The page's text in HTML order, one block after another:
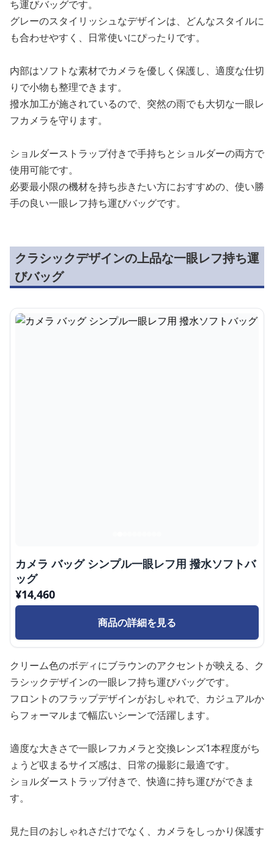
ち運びバッグです。
グレーのスタイリッシュなデザインは、どんなスタイルに
も合わせやすく、日常使いにぴったりです。
内部はソフトな素材でカメラを優しく保護し、適度な仕切
りで小物も整理できます。
撥水加工が施されているので、突然の雨でも大切な一眼レ
フカメラを守ります。
ショルダーストラップ付きで手持ちとショルダーの両方で
使用可能です。
必要最小限の機材を持ち歩きたい方におすすめの、使い勝
手の良い一眼レフ持ち運びバッグです。
クラシックデザインの上品な一眼レフ持ち運
びバッグ
カメラ バッグ シンプル一眼レフ用 撥水ソフトバ
ッグ
¥14,460
商品の詳細を見る
クリーム色のボディにブラウンのアクセントが映える、ク
ラシックデザインの一眼レフ持ち運びバッグです。
フロントのフラップデザインがおしゃれで、カジュアルか
らフォーマルまで幅広いシーンで活躍します。
適度な大きさで一眼レフカメラと交換レンズ1本程度がち
ょうど収まるサイズ感は、日常の撮影に最適です。
ショルダーストラップ付きで、快適に持ち運びができま
す。
見た目のおしゃれさだけでなく、カメラをしっかり保護す